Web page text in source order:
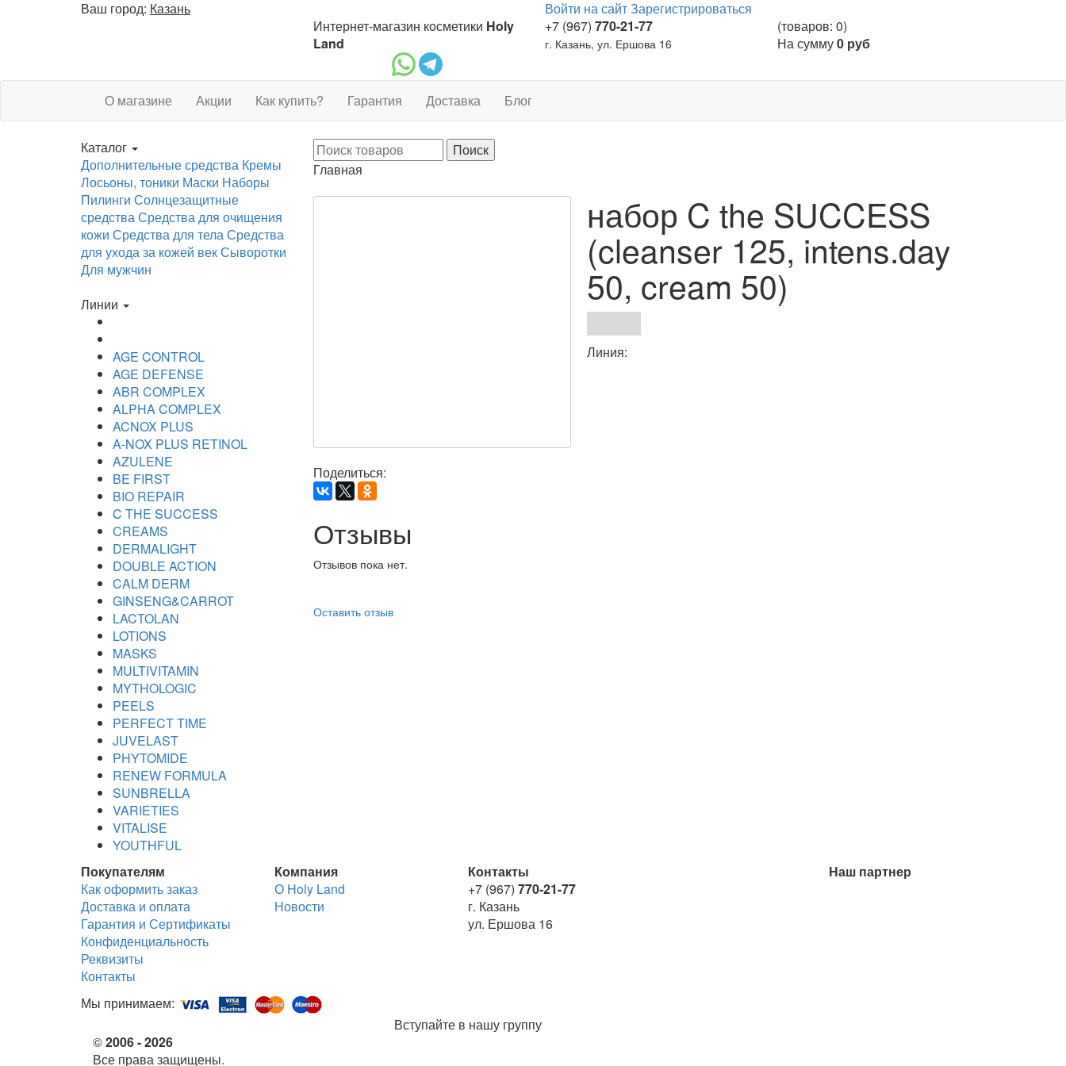
Ваш город: Казань Войти на сайтЗарегистрироваться
Интернет-магазин косметики Holy
Land
+7 (967) 770-21-77
г. Казань, ул. Ершова 16
(товаров: 0)
На сумму0 руб
О магазине Акции Как купить? Гарантия Доставка Блог
Каталог
Дополнительные средства Кремы
Лосьоны, тоники Маски Наборы
Пилинги Солнцезащитные
средстваСредства для очищения
кожи Средства для телаСредства
для ухода за кожей векСыворотки
Для мужчин
Линии
AGE CONTROL
AGE DEFENSE
ABR COMPLEX
ALPHA COMPLEX
ACNOX PLUS
A-NOX PLUS RETINOL
AZULENE
BE FIRST
BIO REPAIR
C THE SUCCESS
CREAMS
DERMALIGHT
DOUBLE ACTION
CALM DERM
GINSENG&CARROT
LACTOLAN
LOTIONS
MASKS
MULTIVITAMIN
MYTHOLOGIC
PEELS
PERFECT TIME
JUVELAST
PHYTOMIDE
RENEW FORMULA
SUNBRELLA
VARIETIES
VITALISE
YOUTHFUL
Главная
набор C the SUCCESS
(cleanser 125, intens.day
50, cream 50)
Линия:
Поделиться:
Отзывы
Отзывов пока нет.
Оставить отзыв
Покупателям
Как оформить заказ
Доставка и оплата
Гарантия и Сертификаты
Конфиденциальность
Реквизиты
Контакты
Компания
О Holy Land
Новости
Мы принимаем:
Контакты
+7 (967) 770-21-77
г. Казань
ул. Ершова 16
Наш партнер
©2006 - 2026
Все права защищены.
Вступайте в нашу группу